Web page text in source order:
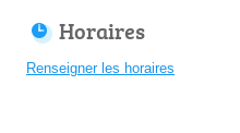
Horaires
Renseigner les horaires